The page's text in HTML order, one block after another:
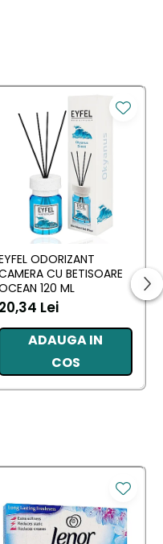
ODORIZANT
CU BETISOARE
120 ML
20,34 Lei
ADAUGA IN
COS